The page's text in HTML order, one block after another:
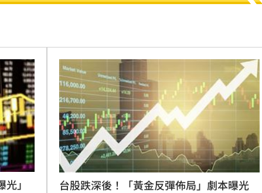
一次了 21:21
藏後門 21:18
：該避嫌 21:17
出肺腺癌 21:13
本先知』
」 台股跌深後！「黃金反彈佈局」劇本曝光